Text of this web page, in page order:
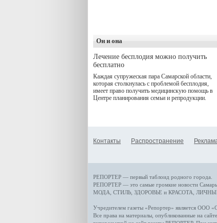
Он и она
Лечение бесплодия можно получить
бесплатно
Каждая супружеская пара Самарской области,
которая столкнулась с проблемой бесплодия,
имеет право получить медицинскую помощь в
Центре планирования семьи и репродукции.
Контакты Распространение
РЕПОРТЕР — первый таблоид родного города.
РЕПОРТЕР — это самые громкие новости
МОДА, СТИЛЬ ЗДОРОВЬЕ и КРАСОТА
Учредителем газеты «Репортер» является ООО
Все права на материалы, опубликованные на